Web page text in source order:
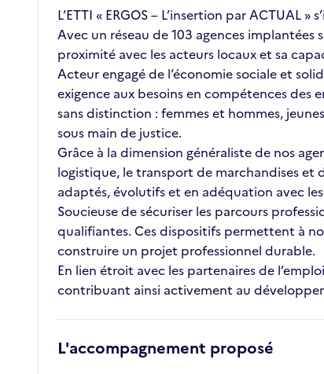
L’ETTI « ERGOS – L’insertion par
Avec un réseau de 103 agences
proximité avec les acteurs locaux et sa
Acteur engagé de l’économie sociale et
exigence aux besoins en compétences des
sans distinction : femmes et hommes,
sous main de justice.
Grâce à la dimension généraliste de nos
logistique, le transport de marchandises et
adaptés, évolutifs et en adéquation avec
Soucieuse de sécuriser les parcours
qualifiantes. Ces dispositifs permettent à
construire un projet professionnel durable.
En lien étroit avec les partenaires de
contribuant ainsi activement au
L'accompagnement proposé